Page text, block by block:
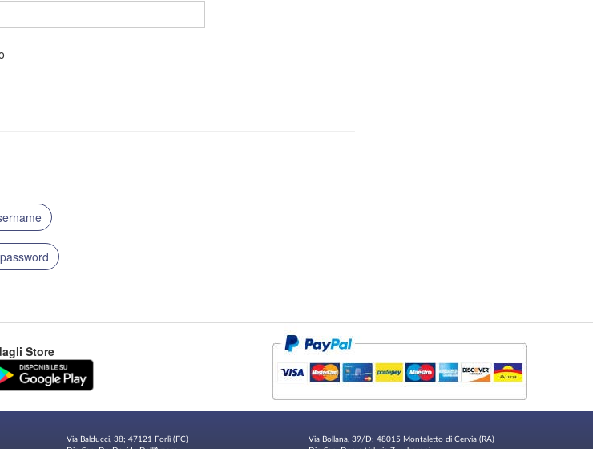
Store
Via Balducci, 38; 47121 Forlì (FC)
Via Bollana, 39/D; 48015 Montaletto di Cervia (RA)